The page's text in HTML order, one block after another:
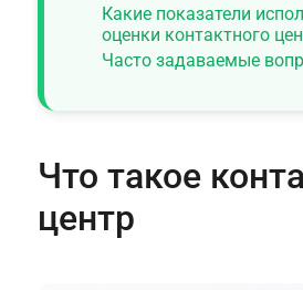
Какие показатели
оценки контактного
Часто задаваемые
Что такое
центр